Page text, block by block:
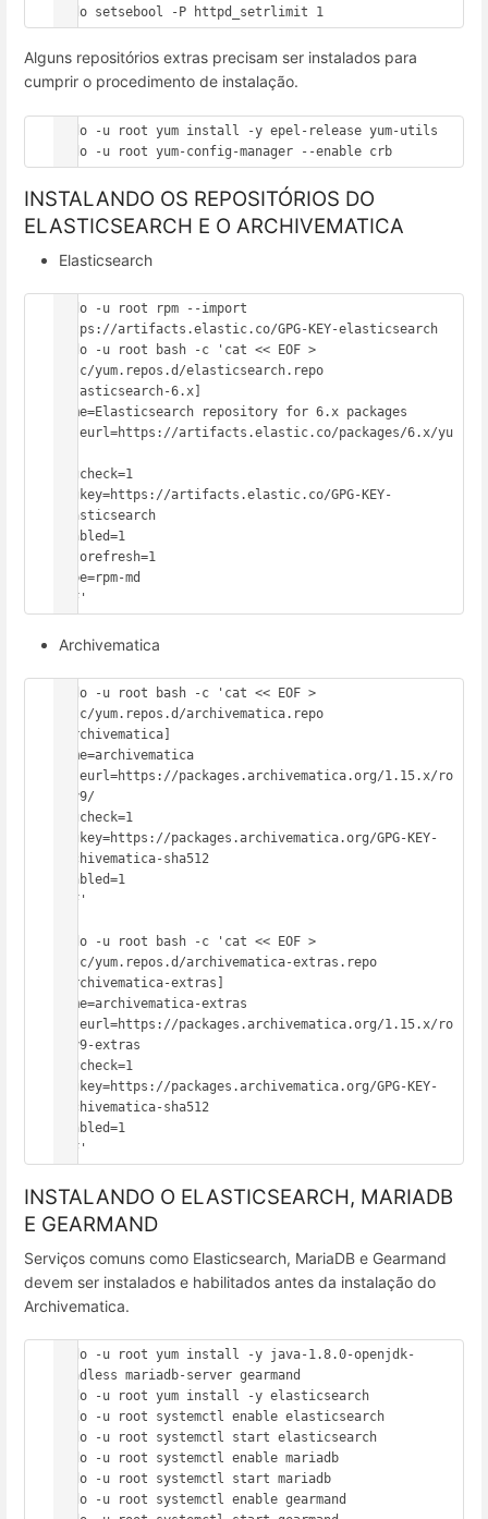
sudo setsebool -P httpd_setrlimit 1
Alguns repositórios extras precisam ser instalados para
cumprir o procedimento de instalação.
sudo -u root yum install -y epel-release yum-utils
sudo -u root yum-config-manager --enable crb
INSTALANDO OS REPOSITÓRIOS DO
ELASTICSEARCH E O ARCHIVEMATICA
Elasticsearch
sudo -u root rpm --import
https://artifacts.elastic.co/GPG-KEY-elasticsearch
sudo -u root bash -c 'cat << EOF >
/etc/yum.repos.d/elasticsearch.repo
[elasticsearch-6.x]
name=Elasticsearch repository for 6.x packages
baseurl=https://artifacts.elastic.co/packages/6.x/yu
gpgcheck=1
gpgkey=https://artifacts.elastic.co/GPG-KEY-
elasticsearch
enabled=1
autorefresh=1
type=rpm-md
EOF'
Archivematica
sudo -u root bash -c 'cat << EOF >
/etc/yum.repos.d/archivematica.repo
[archivematica]
name=archivematica
baseurl=https://packages.archivematica.org/1.15.x/ro
cky9/
gpgcheck=1
gpgkey=https://packages.archivematica.org/GPG-KEY-
archivematica-sha512
enabled=1
EOF'
sudo -u root bash -c 'cat << EOF >
/etc/yum.repos.d/archivematica-extras.repo
[archivematica-extras]
name=archivematica-extras
baseurl=https://packages.archivematica.org/1.15.x/ro
cky9-extras
gpgcheck=1
gpgkey=https://packages.archivematica.org/GPG-KEY-
archivematica-sha512
enabled=1
EOF'
INSTALANDO O ELASTICSEARCH, MARIADB
E GEARMAND
Serviços comuns como Elasticsearch, MariaDB e Gearmand
devem ser instalados e habilitados antes da instalação do
Archivematica.
sudo -u root yum install -y java-1.8.0-openjdk-
headless mariadb-server gearmand
sudo -u root yum install -y elasticsearch
sudo -u root systemctl enable elasticsearch
sudo -u root systemctl start elasticsearch
sudo -u root systemctl enable mariadb
sudo -u root systemctl start mariadb
sudo -u root systemctl enable gearmand